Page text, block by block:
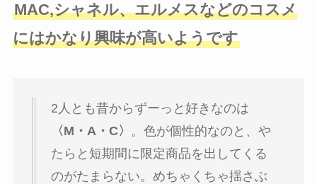
MAC,シャネル、エルメスなどのコスメ
にはかなり興味が高いようです
2人とも昔からずーっと好きなのは
〈M・A・C〉 。色が個性的なのと、や
たらと短期間に限定商品を出してくる
のがたまらない。めちゃくちゃ揺さぶ